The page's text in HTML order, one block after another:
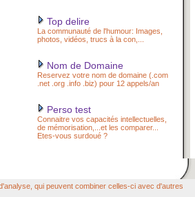
Top delire
La communauté de l'humour: Images,
photos, vidéos, trucs à la con,...
Nom de Domaine
Reservez votre nom de domaine (.com
.net .org .info .biz) pour 12 appels/an
Perso test
Connaitre vos capacités intellectuelles,
de mémorisation,...et les comparer...
Etes-vous surdoué ?
qui peuvent combiner celles-ci avec d'autres